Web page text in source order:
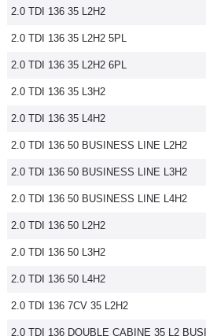
2.0 TDI 136 35 L2H2
2.0 TDI 136 35 L2H2 5PL
2.0 TDI 136 35 L2H2 6PL
2.0 TDI 136 35 L3H2
2.0 TDI 136 35 L4H2
2.0 TDI 136 50 BUSINESS LINE L2H2
2.0 TDI 136 50 BUSINESS LINE L3H2
2.0 TDI 136 50 BUSINESS LINE L4H2
2.0 TDI 136 50 L2H2
2.0 TDI 136 50 L3H2
2.0 TDI 136 50 L4H2
2.0 TDI 136 7CV 35 L2H2
2.0 TDI 136 DOUBLE CABINE 35 L2